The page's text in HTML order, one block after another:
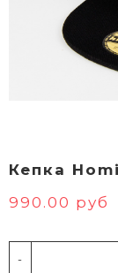
Кепка
990.00 руб
-